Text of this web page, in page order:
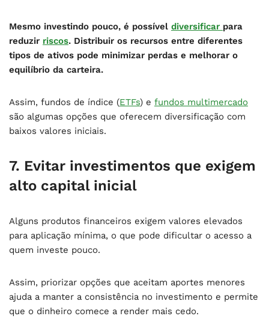
Mesmo investindo pouco, é possível diversificar para
reduzir riscos. Distribuir os recursos entre diferentes
tipos de ativos pode minimizar perdas e melhorar o
equilíbrio da carteira.
Assim, fundos de índice (ETFs) e fundos multimercado
são algumas opções que oferecem diversificação com
baixos valores iniciais.
7. Evitar investimentos que exigem
alto capital inicial
Alguns produtos financeiros exigem valores elevados
para aplicação mínima, o que pode dificultar o acesso a
quem investe pouco.
Assim, priorizar opções que aceitam aportes menores
ajuda a manter a consistência no investimento e permite
que o dinheiro comece a render mais cedo.